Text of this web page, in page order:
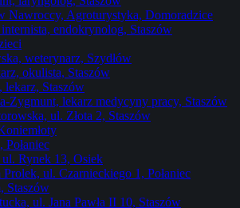
Nawroccy, Agroturystyka, Domoradzice
endokrynolog, Staszów
weterynarz, Szydłów
okulista, Staszów
lekarz, Staszów
Zygmunt, lekarz medycyny pracy, Staszów
ul. Złota 2, Staszów
Rynek 13, Osiek
ul. Czarnieckiego 1, Połaniec
Staszów
ul. Jana Pawła II 10, Staszów